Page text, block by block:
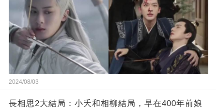
2024/08/03
長相思2大結局：小夭和相柳結局，早在400年前娘